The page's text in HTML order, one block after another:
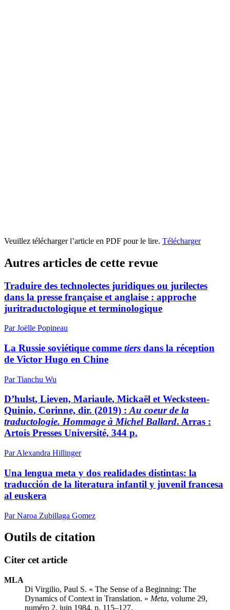
Veuillez télécharger l’article en PDF pour le lire. Télécharger
Autres articles de cette revue
Traduire des technolectes juridiques ou jurilectes
dans la presse française et anglaise : approche
juritraductologique et terminologique
Par Joëlle Popineau
La Russie soviétique comme tiers dans la réception
de Victor Hugo en Chine
Par Tianchu Wu
D’hulst, Lieven, Mariaule, Mickaël etWecksteen-
Quinio, Corinne, dir. (2019) :Au coeur de la
traductologie. Hommage à Michel Ballard. Arras :
Artois Presses Université, 344 p.
Par Alexandra Hillinger
Una lengua meta y dos realidades distintas: la
traducción de la literatura infantil y juvenil francesa
al euskera
Par Naroa Zubillaga Gomez
Outils de citation
Citer cet article
MLA
Di Virgilio, Paul S. « The Sense of a Beginning: The
Dynamics of Context in Translation. » Meta, volume 29,
numéro 2, juin 1984, p. 115–127.